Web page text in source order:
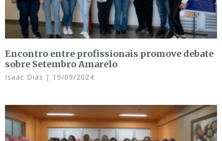
Encontro entre profissionais promove debate
sobre Setembro Amarelo
Isaac Dias 19/09/2024